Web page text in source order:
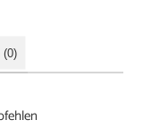
(0)